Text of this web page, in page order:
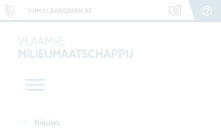
VMM.VLAANDEREN.BE
VLAAMSE
MILIEUMAATSCHAPPIJ
Nieuws